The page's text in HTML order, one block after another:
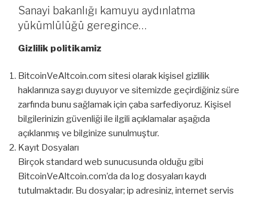
Sanayi bakanlığı kamuyu aydınlatma
yükümlülüğü geregince…
Gizlilik politikamiz
BitcoinVeAltcoin.com sitesi olarak kişisel gizlilik
haklarınıza saygı duyuyor ve sitemizde geçirdiğiniz süre
zarfında bunu sağlamak için çaba sarfediyoruz. Kişisel
bilgilerinizin güvenliği ile ilgili açıklamalar aşağıda
açıklanmış ve bilginize sunulmuştur.
Kayıt Dosyaları
Birçok standard web sunucusunda olduğu gibi
BitcoinVeAltcoin.com’da da log dosyaları kaydı
tutulmaktadır. Bu dosyalar; ip adresiniz, internet servis